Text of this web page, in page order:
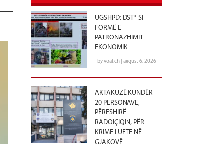
UGSHPD: DST* SI
FORMË E
PATRONAZHIMIT
EKONOMIK
by voal.ch | august 6, 2026
AKTAKUZË KUNDËR
20 PERSONAVE,
PËRFSHIRË
RADOIÇIQIN, PËR
KRIME LUFTE NË
GJAKOVË